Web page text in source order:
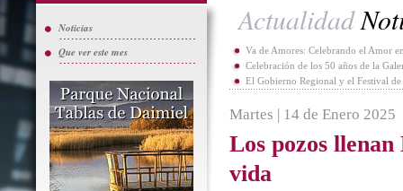
Noticias
Que ver este mes
Actualidad
Va de Amores: Celebrando el Amor
Celebración de los 50 años de la
El Gobierno Regional y el Festival
Martes | 14 de Enero 2025
Los pozos
vida